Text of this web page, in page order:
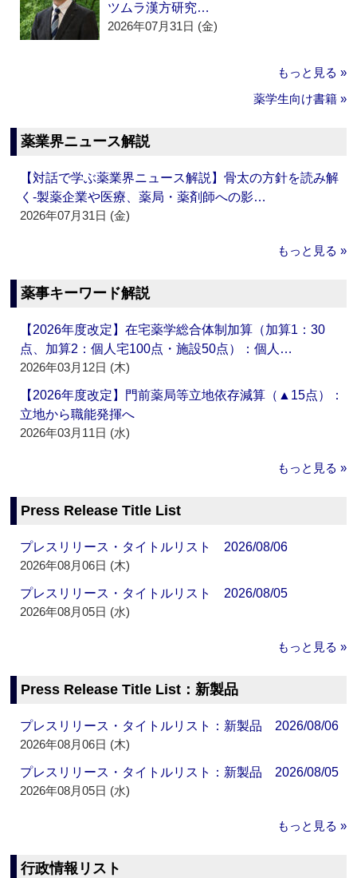
ツムラ漢方研究…
2026年07月31日 (金)
もっと見る »
薬学生向け書籍 »
薬業界ニュース解説
【対話で学ぶ薬業界ニュース解説】骨太の方針を読み解
く‐製薬企業や医療、薬局・薬剤師への影…
2026年07月31日 (金)
もっと見る »
薬事キーワード解説
【2026年度改定】在宅薬学総合体制加算（加算1：30
点、加算2：個人宅100点・施設50点）：個人…
2026年03月12日 (木)
【2026年度改定】門前薬局等立地依存減算（▲15点）：
立地から職能発揮へ
2026年03月11日 (水)
もっと見る »
Press Release Title List
プレスリリース・タイトルリスト 2026/08/06
2026年08月06日 (木)
プレスリリース・タイトルリスト 2026/08/05
2026年08月05日 (水)
もっと見る »
Press Release Title List：新製品
プレスリリース・タイトルリスト：新製品 2026/08/06
2026年08月06日 (木)
プレスリリース・タイトルリスト：新製品 2026/08/05
2026年08月05日 (水)
もっと見る »
行政情報リスト